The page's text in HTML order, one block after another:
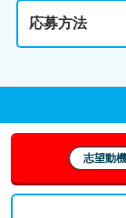
応募方法
志望動